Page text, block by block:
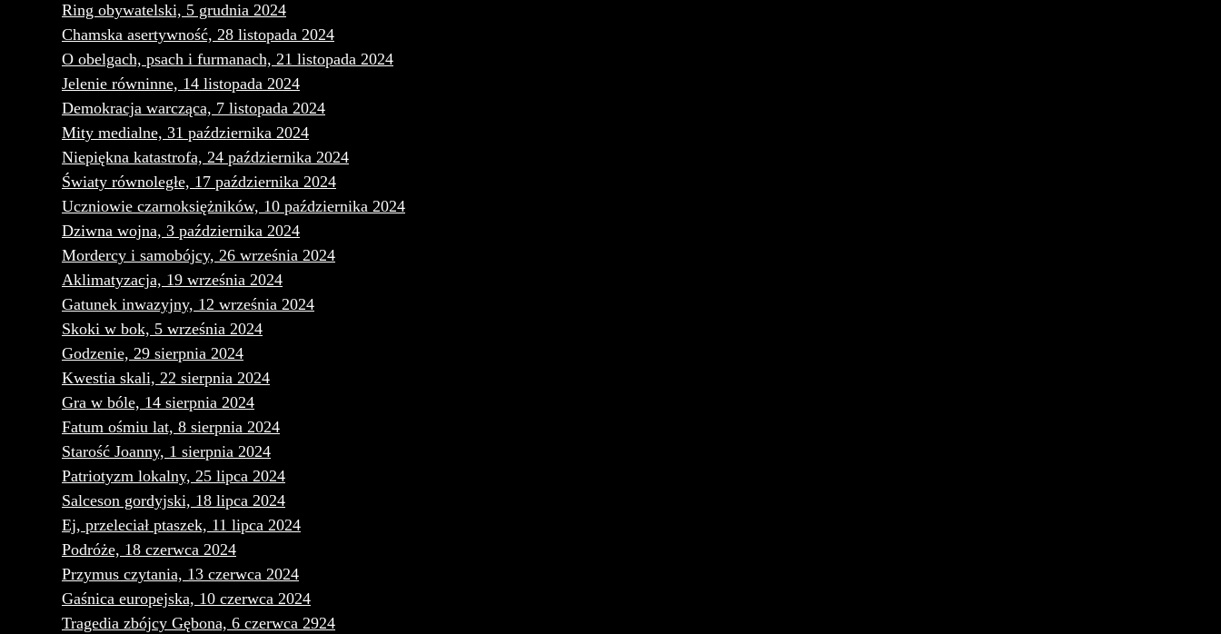
Ring obywatelski, 5 grudnia 2024
Chamska asertywność, 28 listopada 2024
O obelgach, psach i furmanach, 21 listopada 2024
Jelenie równinne, 14 listopada 2024
Demokracja warcząca, 7 listopada 2024
Mity medialne, 31 października 2024
Niepiękna katastrofa, 24 października 2024
Światy równoległe, 17 października 2024
Uczniowie czarnoksiężników, 10 października 2024
Dziwna wojna, 3 października 2024
Mordercy i samobójcy, 26 września 2024
Aklimatyzacja, 19 września 2024
Gatunek inwazyjny, 12 września 2024
Skoki w bok, 5 września 2024
Godzenie, 29 sierpnia 2024
Kwestia skali, 22 sierpnia 2024
Gra w bóle, 14 sierpnia 2024
Fatum ośmiu lat, 8 sierpnia 2024
Starość Joanny, 1 sierpnia 2024
Patriotyzm lokalny, 25 lipca 2024
Salceson gordyjski, 18 lipca 2024
Ej, przeleciał ptaszek, 11 lipca 2024
Podróże, 18 czerwca 2024
Przymus czytania, 13 czerwca 2024
Gaśnica europejska, 10 czerwca 2024
Tragedia zbójcy Gębona, 6 czerwca 2924